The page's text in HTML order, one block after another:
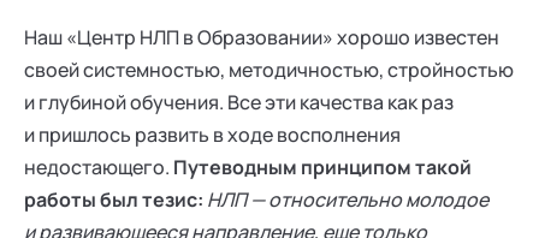
Наш «Центр НЛП в Образовании» хорошо известен
своей системностью, методичностью, стройностью
и глубиной обучения. Все эти качества как раз
и пришлось развить в ходе восполнения
недостающего. Путеводным принципом такой
работы был тезис: НЛП — относительно молодое
и развивающееся направление, еще только